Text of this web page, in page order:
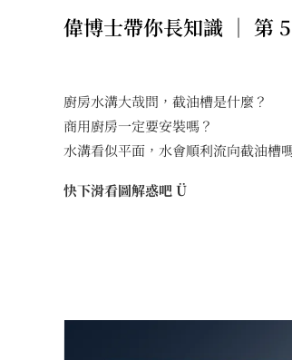
偉博士帶你長知識 ｜ 第
廚房水溝大哉問，截油槽是什麼？
商用廚房一定要安裝嗎？
水溝看似平面，水會順利流向截油槽
快下滑看圖解惑吧 Ü